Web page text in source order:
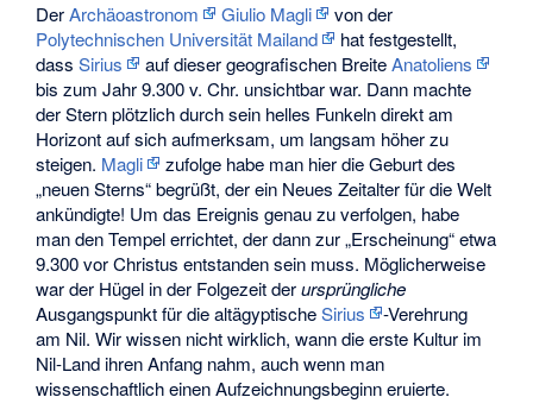
DerArchäoastronom Giulio Magli
von der
Polytechnischen Universität Mailand
hat festgestellt,
dassSirius auf dieser geografischen BreiteAnatoliens
bis zum Jahr 9.300 v. Chr. unsichtbar war. Dann machte
der Stern plötzlich durch sein helles Funkeln direkt am
Horizont auf sich aufmerksam, um langsam höher zu
steigen. Magli
zufolge habe man hier die Geburt des
„neuen Sterns“ begrüßt, der ein Neues Zeitalter für die Welt
ankündigte! Um das Ereignis genau zu verfolgen, habe
man den Tempel errichtet, der dann zur „Erscheinung“ etwa
9.300 vor Christus entstanden sein muss. Möglicherweise
war der Hügel in der Folgezeit derursprüngliche
Ausgangspunkt für die altägyptischeSirius
-Verehrung
am Nil. Wir wissen nicht wirklich, wann die erste Kultur im
Nil-Land ihren Anfang nahm, auch wenn man
wissenschaftlich einen Aufzeichnungsbeginn eruierte.